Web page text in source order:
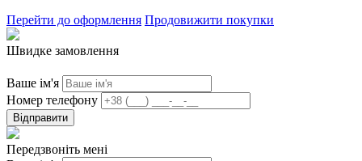
Перейти до оформлення Продовижити покупки
Швидке замовлення
Ваше ім'я
Номер телефону
Відправити
Передзвоніть мені